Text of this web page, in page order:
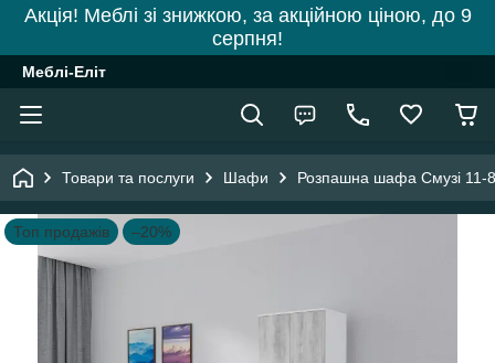
Акція! Меблі зі знижкою, за акційною ціною, до 9
серпня!
Меблі-Еліт
Товари та послуги Шафи Розпашна шафа Смузі 11-
Топ продажів –20%